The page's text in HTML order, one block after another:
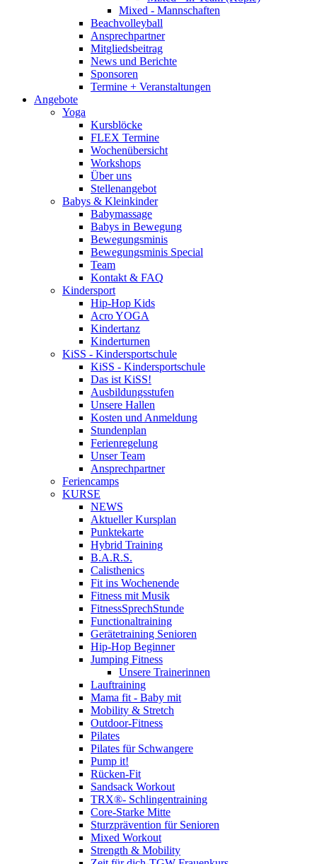
Mixed - Mannschaften
Beachvolleyball
Ansprechpartner
Mitgliedsbeitrag
News und Berichte
Sponsoren
Termine + Veranstaltungen
Angebote
Yoga
Kursblöcke
FLEX Termine
Wochenübersicht
Workshops
Über uns
Stellenangebot
Babys & Kleinkinder
Babymassage
Babys in Bewegung
Bewegungsminis
Bewegungsminis Special
Team
Kontakt & FAQ
Kindersport
Hip-Hop Kids
Acro YOGA
Kindertanz
Kinderturnen
KiSS - Kindersportschule
KiSS - Kindersportschule
Das ist KiSS!
Ausbildungsstufen
Unsere Hallen
Kosten und Anmeldung
Stundenplan
Ferienregelung
Unser Team
Ansprechpartner
Feriencamps
KURSE
NEWS
Aktueller Kursplan
Punktekarte
Hybrid Training
B.A.R.S.
Calisthenics
Fit ins Wochenende
Fitness mit Musik
FitnessSprechStunde
Functionaltraining
Gerätetraining Senioren
Hip-Hop Beginner
Jumping Fitness
Unsere Trainerinnen
Lauftraining
Mama fit - Baby mit
Mobility & Stretch
Outdoor-Fitness
Pilates
Pilates für Schwangere
Pump it!
Rücken-Fit
Sandsack Workout
TRX®- Schlingentraining
Core-Starke Mitte
Sturzprävention für Senioren
Mixed Workout
Strength & Mobility